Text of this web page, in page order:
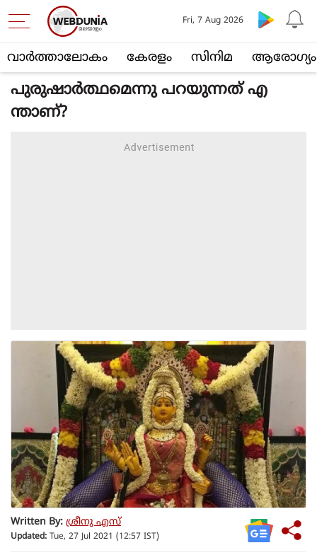
വാര്‍ത്താലോകം കേരളം സിനിമ ആരോഗ്യം
Fri, 7 Aug 2026
പുരുഷാര്‍ത്ഥമെന്നു പറയുന്നത് എ
ന്താണ്?
Written By: ശ്രീനു എസ്
Updated: Tue, 27 Jul 2021 (12:57 IST)